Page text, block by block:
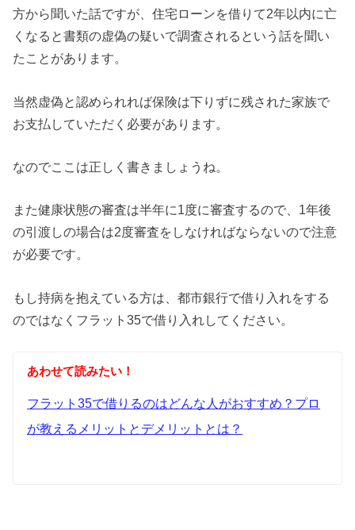
方から聞いた話ですが、住宅ローンを借りて2年以内に亡
くなると書類の虚偽の疑いで調査されるという話を聞い
たことがあります。
当然虚偽と認められれば保険は下りずに残された家族で
お支払していただく必要があります。
なのでここは正しく書きましょうね。
また健康状態の審査は半年に1度に審査するので、1年後
の引渡しの場合は2度審査をしなければならないので注意
が必要です。
もし持病を抱えている方は、都市銀行で借り入れをする
のではなくフラット35で借り入れしてください。
あわせて読みたい！
フラット35で借りるのはどんな人がおすすめ？プロ
が教えるメリットとデメリットとは？